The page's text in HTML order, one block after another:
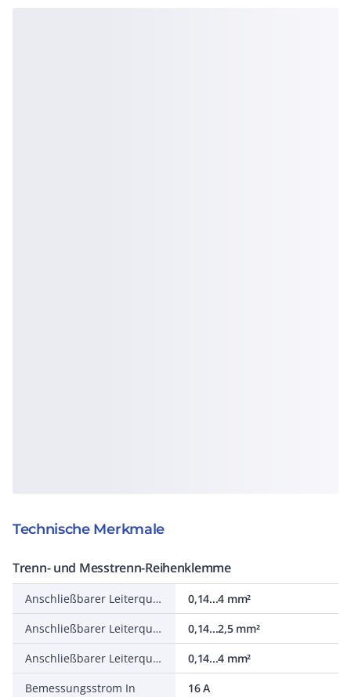
Technische Merkmale
Trenn- und Messtrenn-Reihenklemme
Anschließbarer Leiterquerschnitt feindrähtig ohne Aderendhülse
0,14...4 mm²
Anschließbarer Leiterquerschnitt feindrähtig mit Aderendhülse
0,14...2,5 mm²
Anschließbarer Leiterquerschnitt eindrähtig
0,14...4 mm²
Bemessungsstrom In
16 A